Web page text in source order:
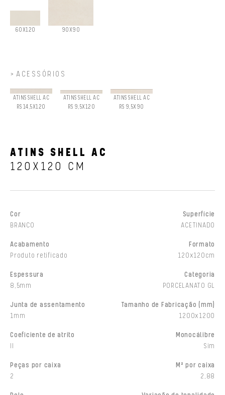
60X120 90X90
ACESSÓRIOS
ATINS SHELL AC
RS 14,5X120
ATINS SHELL AC
RS 9,5X120
ATINS SHELL AC
RS 9,5X90
ATINS SHELL AC
120X120 CM
Cor
BRANCO
Superfície
ACETINADO
Acabamento
Produto retificado
Formato
120x120cm
Espessura
8,5mm
Categoria
PORCELANATO GL
Junta de assentamento
1mm
Tamanho de Fabricação (mm)
1200x1200
Coeficiente de atrito
Monocálibre
Sim
Peças por caixa
2
M² por caixa
2,88